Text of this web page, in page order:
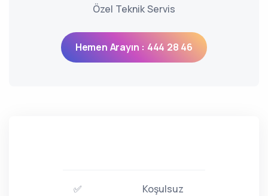
Özel Teknik Servis
Hemen Arayın : 444 28 46
✅
Koşulsuz